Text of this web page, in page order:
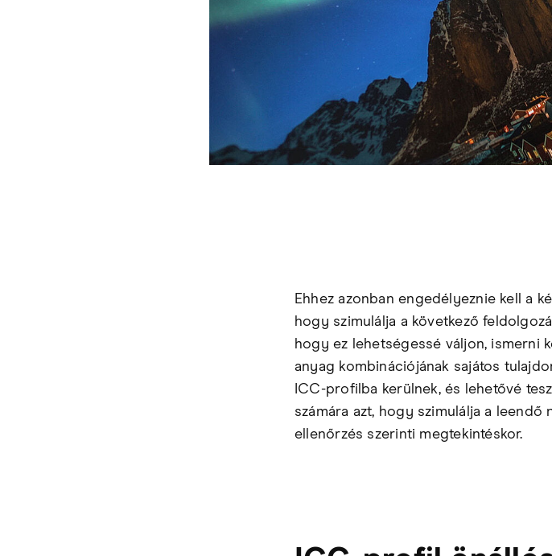
Ehhez azonban engedélyeznie kell a
hogy szimulálja a következő
hogy ez lehetségessé váljon, ismerni
anyag kombinációjának sajátos
ICC-profilba kerülnek, és lehetővé
számára azt, hogy szimulálja a
ellenőrzés szerinti megtekintéskor.